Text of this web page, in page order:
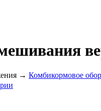
→ Комбикормовое